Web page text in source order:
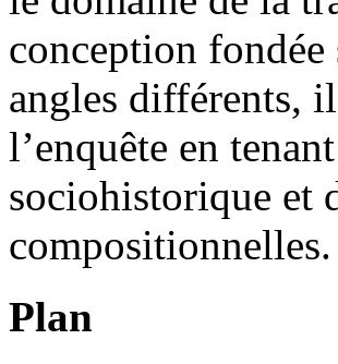
conception fondée
angles différents,
l’enquête en
sociohistorique et
compositionnelles.
Plan